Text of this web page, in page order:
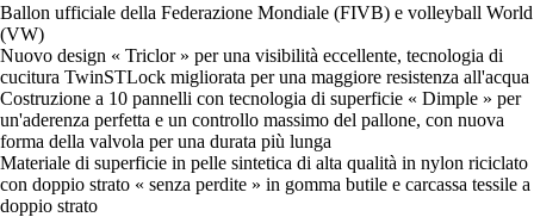
Ballon ufficiale della Federazione Mondiale (FIVB) e volleyball World
(VW)
Nuovo design « Triclor » per una visibilità eccellente, tecnologia di
cucitura TwinSTLock migliorata per una maggiore resistenza all'acqua
Costruzione a 10 pannelli con tecnologia di superficie « Dimple » per
un'aderenza perfetta e un controllo massimo del pallone, con nuova
forma della valvola per una durata più lunga
Materiale di superficie in pelle sintetica di alta qualità in nylon riciclato
con doppio strato « senza perdite » in gomma butile e carcassa tessile a
doppio strato